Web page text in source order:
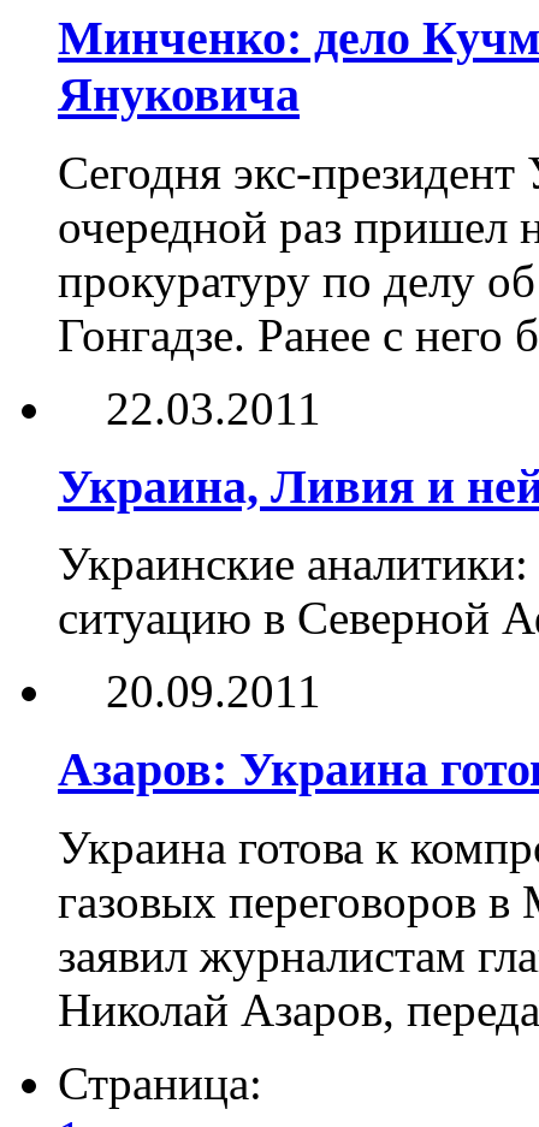
Минченко: дело
Януковича
Сегодня экс-
очередной раз пришел
прокуратуру по делу
Гонгадзе. Ранее с него
22.03.2011
Украина, Ливия и
Украинские
ситуацию в Северной
20.09.2011
Азаров: Украина
Украина готова к
газовых переговоров
заявил журналистам
Николай Азаров,
Страница: